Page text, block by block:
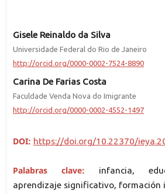
Gisele Reinaldo da Silva
Universidade Federal do Rio de Janeiro
http://orcid.org/0000-0002-7524-8890
Carina De Farias Costa
Faculdade Venda Nova do Imigrante
http://orcid.org/0000-0002-4552-1497
DOI: https://doi.org/10.22370/
Palabras clave:
infancia,
aprendizaje significativo, formación